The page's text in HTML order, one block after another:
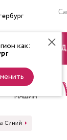
как:
ИГЛЫ ДЛЯ
ШВЕЙНЫХ
МАШИН
Синий